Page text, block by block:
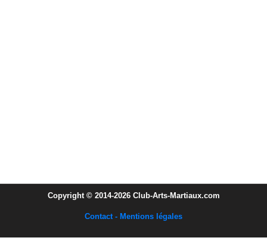
Copyright © 2014-2026 Club-Arts-Martiaux.com
Contact - Mentions légales